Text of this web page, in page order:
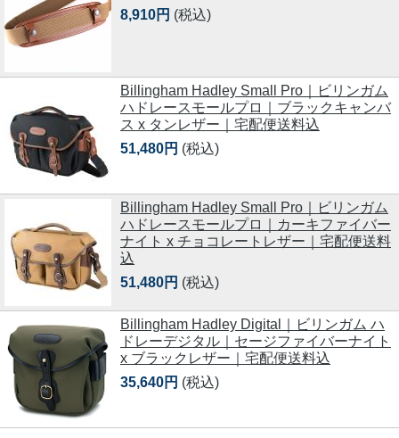
8,910円 (税込)
Billingham Hadley Small Pro｜ビリンガム
ハドレースモールプロ｜ブラックキャンバ
ス x タンレザー｜宅配便送料込
51,480円 (税込)
Billingham Hadley Small Pro｜ビリンガム
ハドレースモールプロ｜カーキファイバー
ナイト x チョコレートレザー｜宅配便送料
込
51,480円 (税込)
Billingham Hadley Digital｜ビリンガム ハ
ドレーデジタル｜セージファイバーナイト
x ブラックレザー｜宅配便送料込
35,640円 (税込)